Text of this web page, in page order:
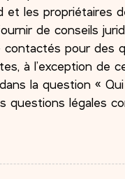
et les propriétaires
de conseils
pour des
à l’exception de
la question «
questions légales